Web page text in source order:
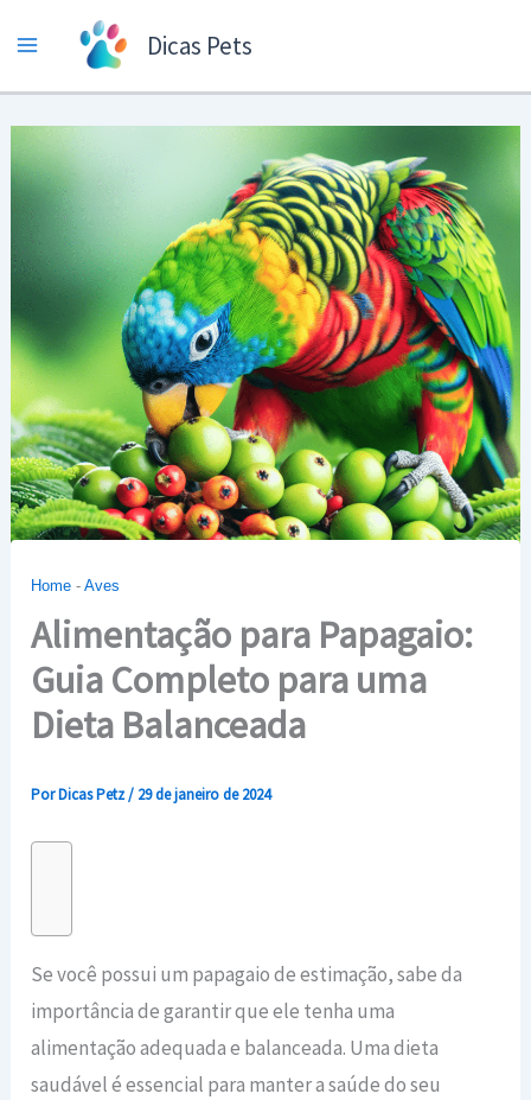
para
o
conteúdo
Dicas Pets
Home -Aves
Alimentação para Papagaio:
Guia Completo para uma
Dieta Balanceada
PorDicas Petz/ 29 de janeiro de 2024
Se você possui um papagaio de estimação, sabe da
importância de garantir que ele tenha uma
alimentação adequada e balanceada. Uma dieta
saudável é essencial para manter a saúde do seu